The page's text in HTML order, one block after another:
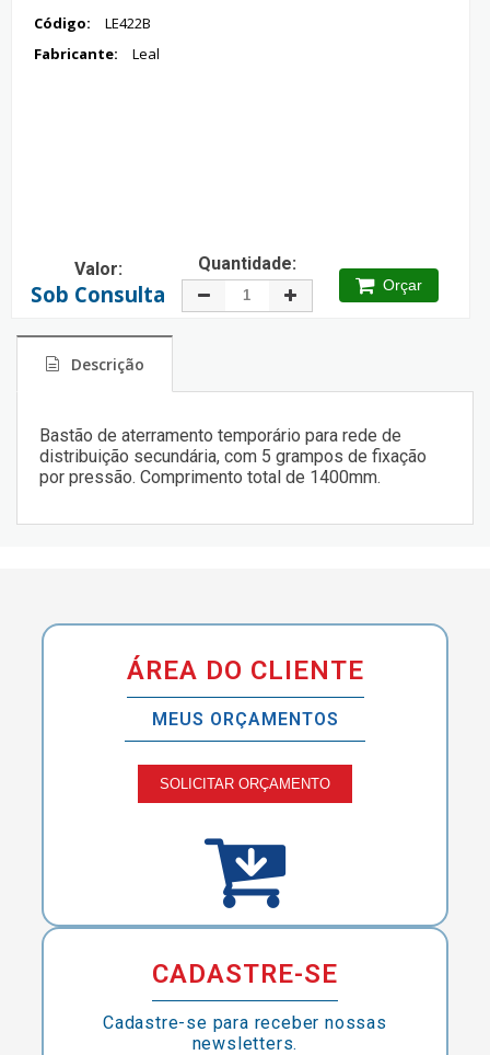
Código:
LE422B
Fabricante:
Leal
Valor:
Sob Consulta
Quantidade:
Orçar
Descrição
Bastão de aterramento temporário para rede de
distribuição secundária, com 5 grampos de fixação
por pressão. Comprimento total de 1400mm.
ÁREA DO CLIENTE
MEUS ORÇAMENTOS
SOLICITAR ORÇAMENTO
CADASTRE-SE
Cadastre-se para receber nossas
newsletters.